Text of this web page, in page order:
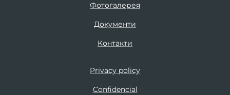
Фотогалерея
Документи
Контакти
Privacy policy
Confidencial